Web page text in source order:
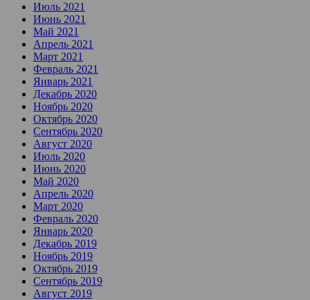
Июль 2021
Июнь 2021
Май 2021
Апрель 2021
Март 2021
Февраль 2021
Январь 2021
Декабрь 2020
Ноябрь 2020
Октябрь 2020
Сентябрь 2020
Август 2020
Июль 2020
Июнь 2020
Май 2020
Апрель 2020
Март 2020
Февраль 2020
Январь 2020
Декабрь 2019
Ноябрь 2019
Октябрь 2019
Сентябрь 2019
Август 2019